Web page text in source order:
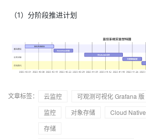
（1）分阶段推进计划
文章标签： 云监控 可观测可视化 Grafana 版
监控
对象存储 Cloud Native
存储